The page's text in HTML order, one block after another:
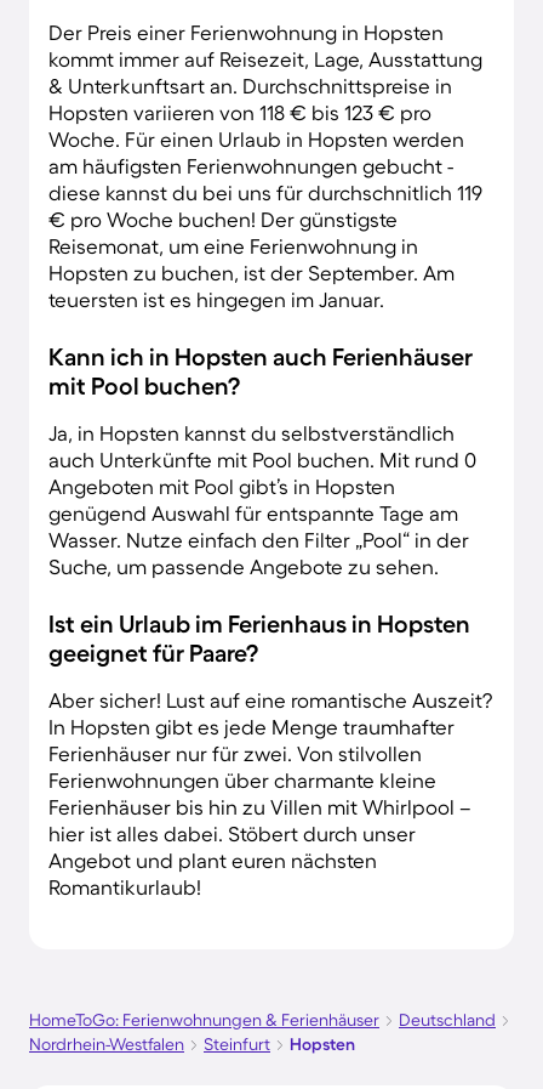
Der Preis einer Ferienwohnung in Hopsten
kommt immer auf Reisezeit, Lage, Ausstattung
& Unterkunftsart an. Durchschnittspreise in
Hopsten variieren von 118 € bis 123 € pro
Woche. Für einen Urlaub in Hopsten werden
am häufigsten Ferienwohnungen gebucht -
diese kannst du bei uns für durchschnitlich 119
€ pro Woche buchen! Der günstigste
Reisemonat, um eine Ferienwohnung in
Hopsten zu buchen, ist der September. Am
teuersten ist es hingegen im Januar.
Kann ich in Hopsten auch Ferienhäuser
mit Pool buchen?
Ja, in Hopsten kannst du selbstverständlich
auch Unterkünfte mit Pool buchen. Mit rund 0
Angeboten mit Pool gibt’s in Hopsten
genügend Auswahl für entspannte Tage am
Wasser. Nutze einfach den Filter „Pool“ in der
Suche, um passende Angebote zu sehen.
Ist ein Urlaub im Ferienhaus in Hopsten
geeignet für Paare?
Aber sicher! Lust auf eine romantische Auszeit?
In Hopsten gibt es jede Menge traumhafter
Ferienhäuser nur für zwei. Von stilvollen
Ferienwohnungen über charmante kleine
Ferienhäuser bis hin zu Villen mit Whirlpool –
hier ist alles dabei. Stöbert durch unser
Angebot und plant euren nächsten
Romantikurlaub!
HomeToGo: Ferienwohnungen & Ferienhäuser
Deutschland
Nordrhein-Westfalen
Steinfurt Hopsten